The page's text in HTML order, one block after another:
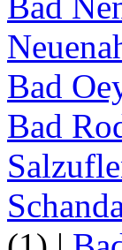
Bad
Bad